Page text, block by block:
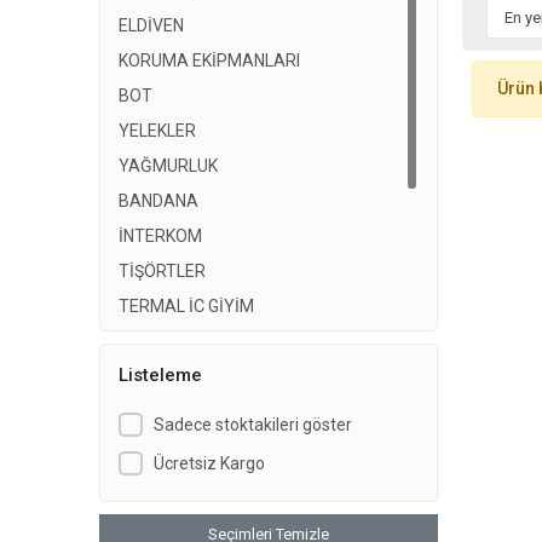
ELDİVEN
KORUMA EKİPMANLARI
BOT
YELEKLER
YAĞMURLUK
BANDANA
İNTERKOM
TİŞÖRTLER
TERMAL İÇ GİYİM
PANTOLON
BOT
KASK
Listeleme
Sadece stoktakileri göster
Ücretsiz Kargo
Seçimleri Temizle
Ürün